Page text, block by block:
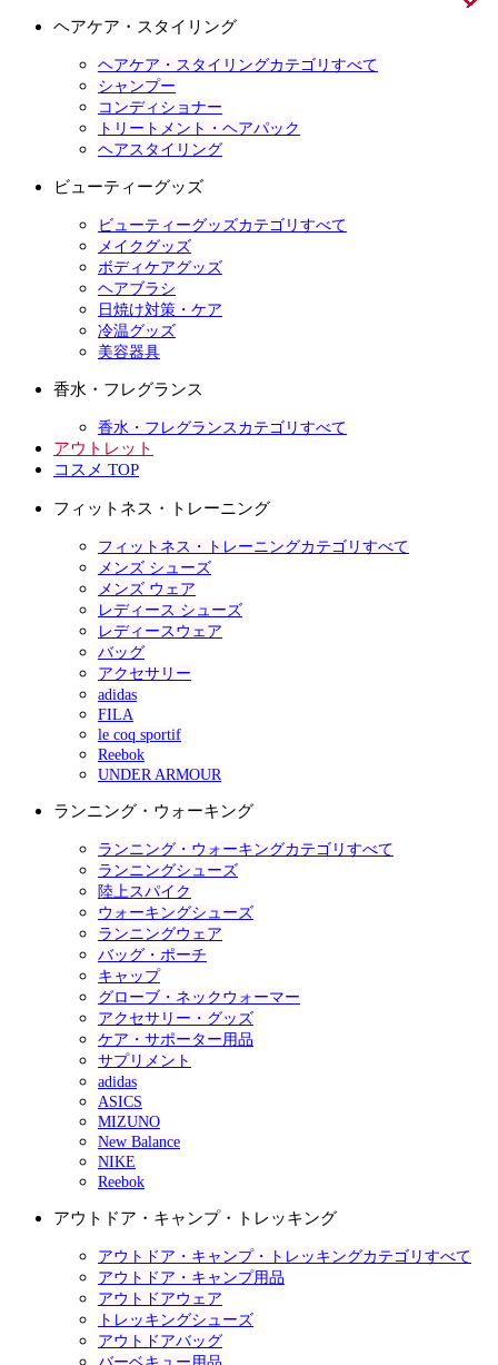
ヘアケア・スタイリング
ヘアケア・スタイリングカテゴリすべて
シャンプー
コンディショナー
トリートメント・ヘアパック
ヘアスタイリング
ビューティーグッズ
ビューティーグッズカテゴリすべて
メイクグッズ
ボディケアグッズ
ヘアブラシ
日焼け対策・ケア
冷温グッズ
美容器具
香水・フレグランス
香水・フレグランスカテゴリすべて
アウトレット
コスメ TOP
フィットネス・トレーニング
フィットネス・トレーニングカテゴリすべて
メンズ シューズ
メンズ ウェア
レディース シューズ
レディースウェア
バッグ
アクセサリー
adidas
FILA
le coq sportif
Reebok
UNDER ARMOUR
ランニング・ウォーキング
ランニング・ウォーキングカテゴリすべて
ランニングシューズ
陸上スパイク
ウォーキングシューズ
ランニングウェア
バッグ・ポーチ
キャップ
グローブ・ネックウォーマー
アクセサリー・グッズ
ケア・サポーター用品
サプリメント
adidas
ASICS
MIZUNO
New Balance
NIKE
Reebok
アウトドア・キャンプ・トレッキング
アウトドア・キャンプ・トレッキングカテゴリすべて
アウトドア・キャンプ用品
アウトドアウェア
トレッキングシューズ
アウトドアバッグ